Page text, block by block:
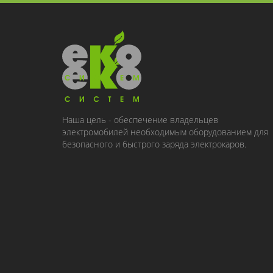
Наша цель - обеспечение владельцев
электромобилей необходимым оборудованием для
безопасного и быстрого заряда электрокаров.